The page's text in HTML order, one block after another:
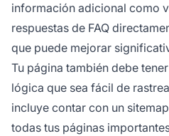
información adicional como
respuestas de FAQ
que puede mejorar
Tu página también debe
lógica que sea fácil de
incluye contar con un
todas tus páginas